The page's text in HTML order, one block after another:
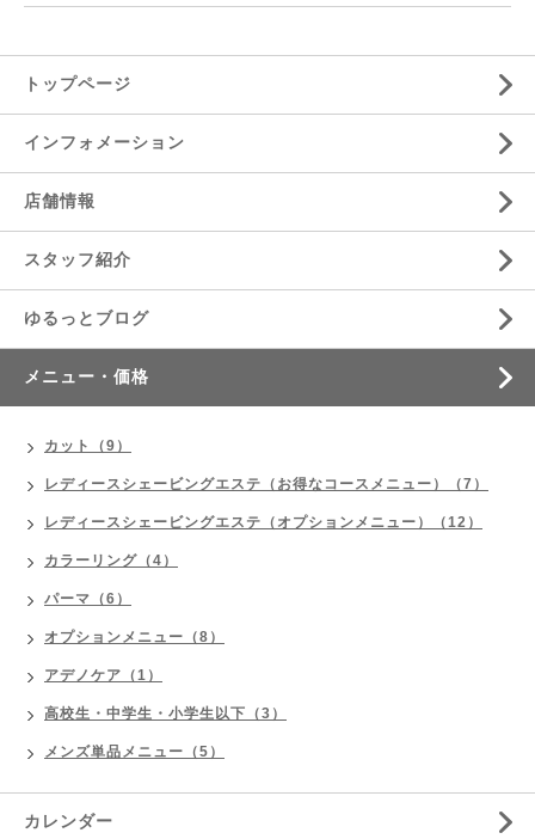
トップページ
インフォメーション
店舗情報
スタッフ紹介
ゆるっとブログ
メニュー・価格
カット（9）
レディースシェービングエステ（お得なコースメニュー）（7）
レディースシェービングエステ（オプションメニュー）（12）
カラーリング（4）
パーマ（6）
オプションメニュー（8）
アデノケア（1）
高校生・中学生・小学生以下（3）
メンズ単品メニュー（5）
カレンダー